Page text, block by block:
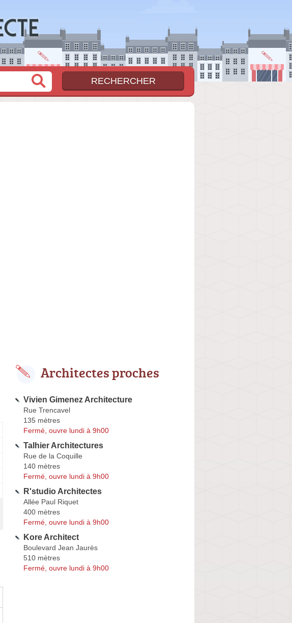
Architectes proches
Vivien Gimenez Architecture
Rue Trencavel
135 mètres
Fermé, ouvre lundi à 9h00
Talhier Architectures
Rue de la Coquille
140 mètres
Fermé, ouvre lundi à 9h00
R'studio Architectes
Allée Paul Riquet
400 mètres
Fermé, ouvre lundi à 9h00
Kore Architect
Boulevard Jean Jaurès
510 mètres
Fermé, ouvre lundi à 9h00